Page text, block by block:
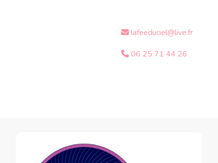
lafeeduciel@live.fr
06 25 71 44 26